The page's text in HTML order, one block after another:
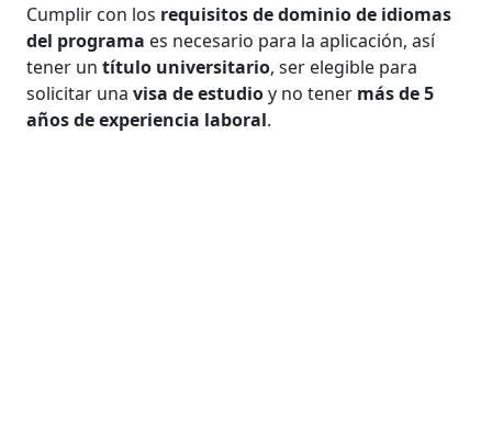
Cumplir con los requisitos de dominio de idiomas
del programa es necesario para la aplicación, así
tener untítulo universitario, ser elegible para
solicitar unavisa de estudioy no tener más de 5
años de experiencia laboral.